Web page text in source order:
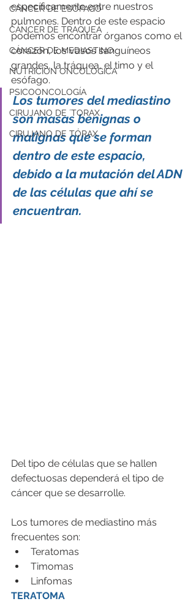
CÁNCER DE ESÓFAGO
CÁNCER DE TRAQUEA
CÁNCER DE MEDIASTINO
NUTRICIÓN ONCOLÓGICA
PSICOONCOLOGÍA
CIRUJANO DE ´TORAX
CIRUJANO DE TÓRAX
específicamente entre nuestros
pulmones. Dentro de este espacio
podemos encontrar órganos como el
corazón, los vasos sanguíneos
grandes, la tráquea, el timo y el
esófago.
Los tumores del mediastino
son masas benignas o
malignas que se forman
dentro de este espacio,
debido a la mutación del ADN
de las células que ahí se
encuentran.
Del tipo de células que se hallen
defectuosas dependerá el tipo de
cáncer que se desarrolle.
Los tumores de mediastino más
frecuentes son:
Teratomas
Timomas
Linfomas
TERATOMA